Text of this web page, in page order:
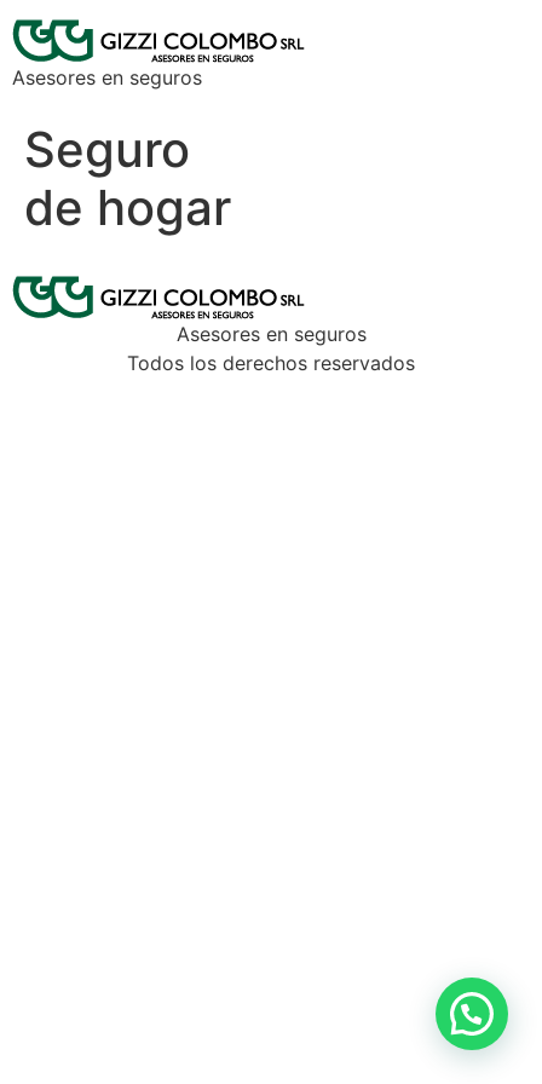
Asesores en seguros
Seguro
de hogar
Asesores en seguros
Todos los derechos reservados